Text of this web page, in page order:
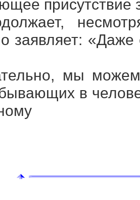
присутствие
заявляет:
мы
в